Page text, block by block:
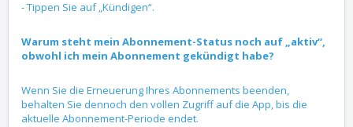
- Tippen Sie auf „Kündigen“.
Warum steht mein Abonnement-Status noch auf „aktiv“,
obwohl ich mein Abonnement gekündigt habe?
Wenn Sie die Erneuerung Ihres Abonnements beenden,
behalten Sie dennoch den vollen Zugriff auf die App, bis die
aktuelle Abonnement-Periode endet.